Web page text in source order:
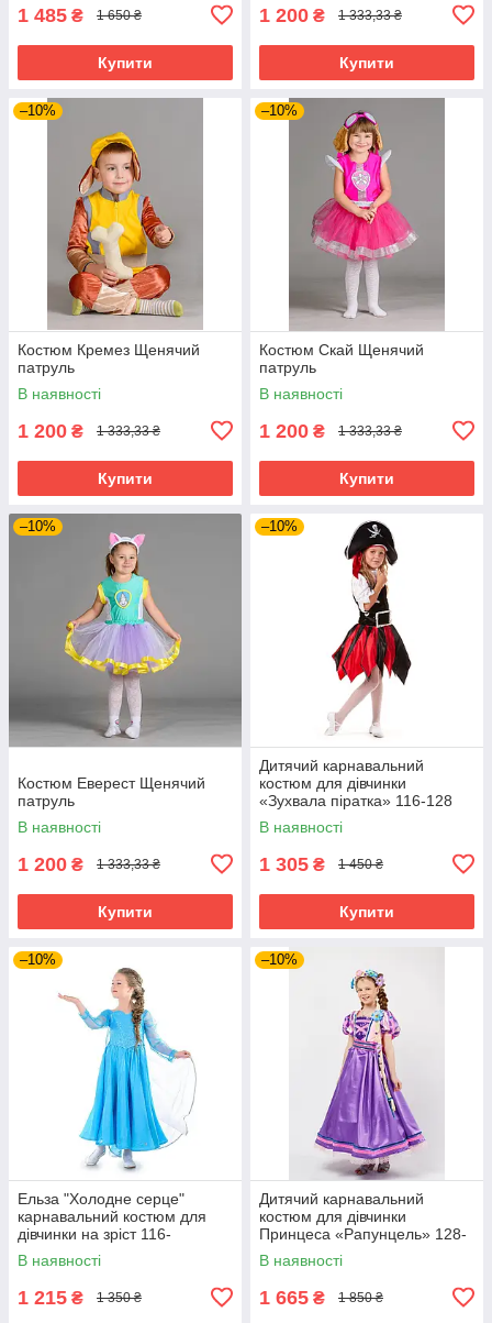
1 485 ₴ 1 650 ₴
Купити
1 200 ₴ 1 333,33 ₴
Купити
–10%
Костюм Кремез Щенячий
патруль
В наявності
1 200 ₴ 1 333,33 ₴
Купити
–10%
Костюм Скай Щенячий
патруль
В наявності
1 200 ₴ 1 333,33 ₴
Купити
–10%
Костюм Еверест Щенячий
патруль
В наявності
1 200 ₴ 1 333,33 ₴
Купити
–10%
Дитячий карнавальний
костюм для дівчинки
«Зухвала піратка» 116-128
см, чорно-червоний
В наявності
1 305 ₴ 1 450 ₴
Купити
–10%
Ельза "Холодне серце"
карнавальний костюм для
дівчинки на зріст 116-
122,122-128 см
В наявності
1 215 ₴ 1 350 ₴
–10%
Дитячий карнавальний
костюм для дівчинки
Принцеса «Рапунцель» 128-
134,134-140 см, фіолетовий
В наявності
1 665 ₴ 1 850 ₴